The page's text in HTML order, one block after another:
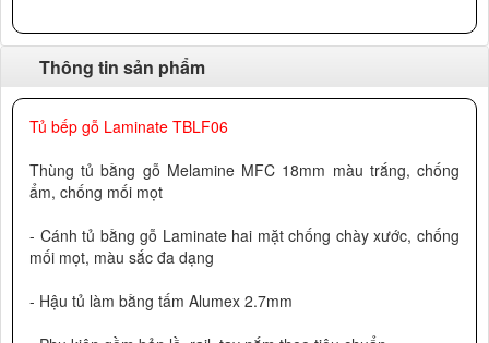
Thông tin sản phẩm
Tủ bếp gỗ Laminate TBLF06
Thùng tủ bằng gỗ Melamine MFC 18mm màu trắng, chống
ẩm, chống mối mọt
- Cánh tủ bằng gỗ Laminate hai mặt chống chày xước, chống
mối mọt, màu sắc đa dạng
- Hậu tủ làm bằng tấm Alumex 2.7mm